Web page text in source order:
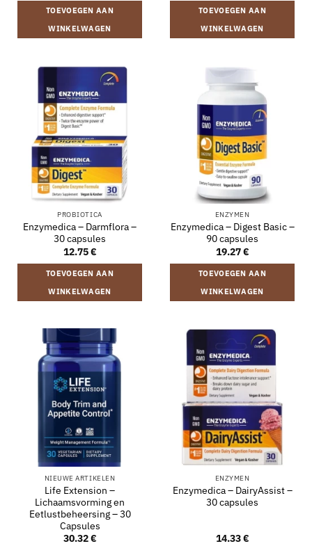
TOEVOEGEN AAN
WINKELWAGEN
TOEVOEGEN AAN
WINKELWAGEN
PROBIOTICA
Enzymedica – Darmflora –
30 capsules
12.75€
TOEVOEGEN AAN
WINKELWAGEN
ENZYMEN
Enzymedica – Digest Basic –
90 capsules
19.27€
TOEVOEGEN AAN
WINKELWAGEN
NIEUWE ARTIKELEN
Life Extension –
Lichaamsvorming en
Eetlustbeheersing – 30
Capsules
30.32€
ENZYMEN
Enzymedica – DairyAssist –
30 capsules
14.33€